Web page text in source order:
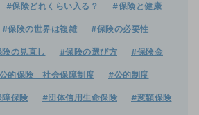
#保険どれくらい入る？ #保険と健康
#保険の世界は複雑 #保険の必要性
の見直し #保険の選び方 #保険金
的保険 社会保障制度 #公的制度
保険 #団体信用生命保険 #変額保険